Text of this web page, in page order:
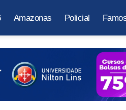
Amazonas Policial